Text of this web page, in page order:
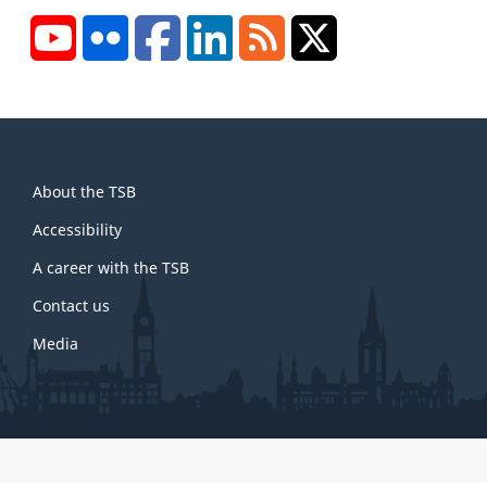
YouTubeFlickr FacebookLinkedInRSS
this
site
About the TSB
Accessibility
A career with the TSB
Contact us
Media